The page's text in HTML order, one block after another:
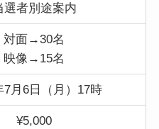
選者別途案内
対面→30名
映像→15名
7月6日（月）17時
¥5,000